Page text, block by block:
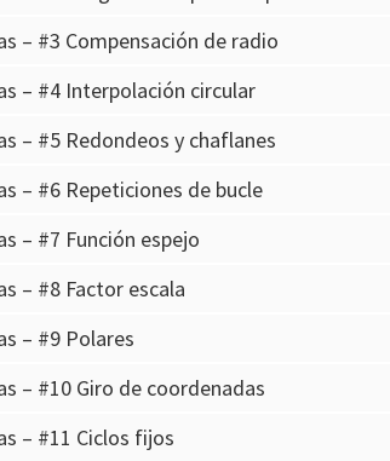
– #3 Compensación de radio
– #4 Interpolación circular
– #5 Redondeos y chaflanes
– #6 Repeticiones de bucle
– #7 Función espejo
– #8 Factor escala
– #9 Polares
– #10 Giro de coordenadas
– #11 Ciclos fijos